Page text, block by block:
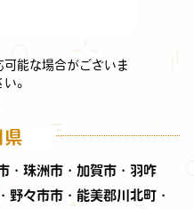
能な場合がございま
。
県
・珠洲市・加賀市・羽咋
野々市市・能美郡川北町・